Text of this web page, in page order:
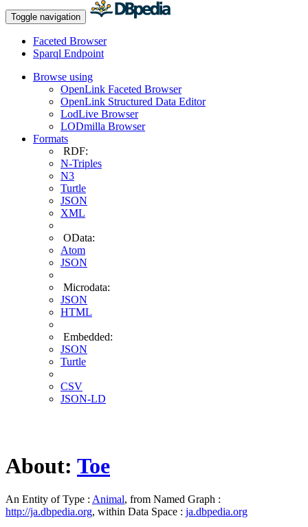
Toggle navigation
Faceted Browser
Sparql Endpoint
Browse using
OpenLink Faceted Browser
OpenLink Structured Data Editor
LodLive Browser
LODmilla Browser
Formats
RDF:
N-Triples
N3
Turtle
JSON
XML
OData:
Atom
JSON
Microdata:
JSON
HTML
Embedded:
JSON
Turtle
CSV
JSON-LD
About: Toe
An Entity of Type : Animal, from Named Graph :
http://ja.dbpedia.org, within Data Space : ja.dbpedia.org